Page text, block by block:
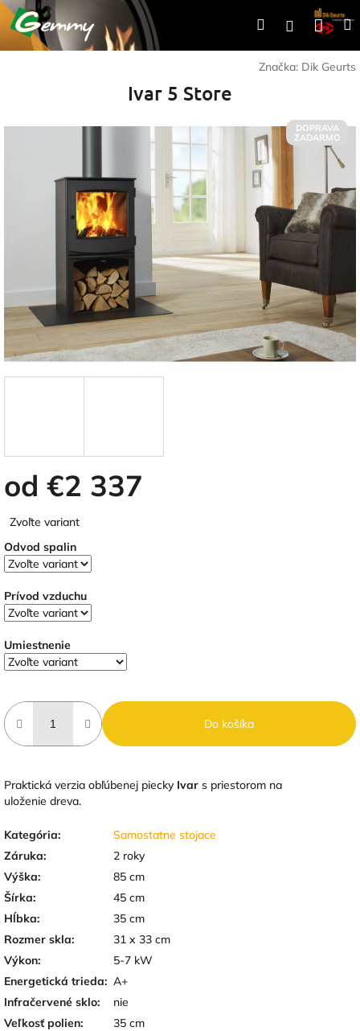
Prejsť
na
obsah
Hľadať
Značka: Dik Geurts
Ivar 5 Store
DOPRAVA
ZADARMO
od €2 337
cena:
Zvoľte variant
Odvod spalin
Prívod vzduchu
Umiestnenie
Do košíka
Praktická verzia obľúbenej piecky Ivar s priestorom na
uloženie dreva.
Kategória:
Samostatne stojace
Záruka:
2 roky
Výška:
85 cm
Šírka:
45 cm
Hĺbka:
35 cm
Rozmer skla:
31 x 33 cm
Výkon:
5-7 kW
Energetická trieda: A+
Infračervené sklo:
nie
Veľkosť polien:
35 cm